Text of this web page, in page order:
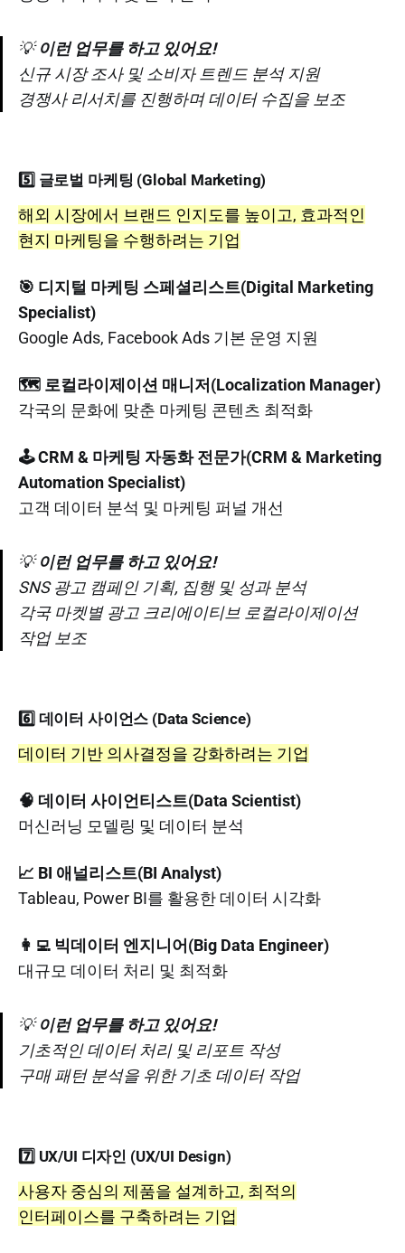
💡이런 업무를 하고 있어요!
신규 시장 조사 및 소비자 트렌드 분석 지원
경쟁사 리서치를 진행하며 데이터 수집을 보조
5️⃣ 글로벌 마케팅 (Global Marketing)
해외 시장에서 브랜드 인지도를 높이고, 효과적인
현지 마케팅을 수행하려는 기업
🎯 디지털 마케팅 스페셜리스트(Digital Marketing
Specialist)
Google Ads, Facebook Ads 기본 운영 지원
🗺️ 로컬라이제이션 매니저(Localization Manager)
각국의 문화에 맞춘 마케팅 콘텐츠 최적화
🕹️ CRM & 마케팅 자동화 전문가(CRM & Marketing
Automation Specialist)
고객 데이터 분석 및 마케팅 퍼널 개선
💡이런 업무를 하고 있어요!
SNS 광고 캠페인 기획, 집행 및 성과 분석
각국 마켓별 광고 크리에이티브 로컬라이제이션
작업 보조
6️⃣ 데이터 사이언스 (Data Science)
데이터 기반 의사결정을 강화하려는 기업
🧠 데이터 사이언티스트(Data Scientist)
머신러닝 모델링 및 데이터 분석
📈 BI 애널리스트(BI Analyst)
Tableau, Power BI를 활용한 데이터 시각화
👩‍💻 빅데이터 엔지니어(Big Data Engineer)
대규모 데이터 처리 및 최적화
💡이런 업무를 하고 있어요!
기초적인 데이터 처리 및 리포트 작성
구매 패턴 분석을 위한 기초 데이터 작업
7️⃣ UX/UI 디자인 (UX/UI Design)
사용자 중심의 제품을 설계하고, 최적의
인터페이스를 구축하려는 기업